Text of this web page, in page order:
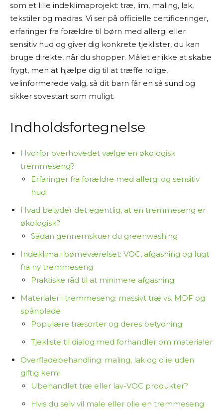
andre offentligt tilgængelige kilder – både fra
danske og udenlandske hjemmesider. På den
baggrund vurderer jeg fordele og ulemper ved
produkterne og giver mine personlige
anbefalinger.
Jeg bestræber mig på at give et godt overblik
og formidle information på en letforståelig
oplysninger altid er fuldstændigt opdaterede
Jeg vil også gøre opmærksom på, at siden ofte
indeholder links til forhandlere. Hvis du vælger at
købe et produkt via disse links, tjener jeg
at finansiere arbejdet med at researche og
skrive indholdet.
Jeg synes, det er vigtigt at være ærlig om,
hvordan jeg arbejder – så du ved, at jeg ikke selv
har haft alle produkterne i hænderne, men i
for at hjælpe dig med at træffe et informeret
valg.
Tak fordi du læser med på Osmedhus.dk!
som et lille indeklimaprojekt: træ, lim, maling, lak,
tekstiler og madras. Vi ser på officielle certificeringer,
erfaringer fra forældre til børn med allergi eller
sensitiv hud og giver dig konkrete tjeklister, du kan
bruge direkte, når du shopper. Målet er ikke at skabe
frygt, men at hjælpe dig til at træffe rolige,
velinformerede valg, så dit barn får en så sund og
sikker sovestart som muligt.
Indholdsfortegnelse
Hvorfor overhovedet vælge en økologisk
tremmeseng?
Erfaringer fra forældre med allergi og sensitiv
hud
Hvad betyder det egentlig, at en tremmeseng er
økologisk?
Sådan gennemskuer du greenwashing
Indeklima i børneværelset: VOC, afgasning og lugt
fra ny tremmeseng
Praktiske råd til at minimere afgasning
Materialer i tremmeseng: massivt træ vs. MDF og
spånplade
Populære træsorter og deres betydning
Tjekliste til dialog med forhandler om materialer
Overfladebehandling: maling, lak og olie uden
giftig kemi
Ubehandlet træ eller lav-VOC produkter?
Hvis du selv vil male eller olie en tremmeseng